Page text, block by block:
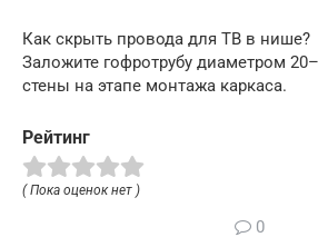
Как скрыть провода для ТВ в нише?
Заложите гофротрубу диаметром
стены на этапе монтажа каркаса.
Рейтинг
( Пока оценок нет )
0